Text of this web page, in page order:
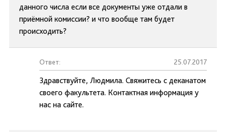
данного числа если все документы уже отдали в
приёмной комиссии? и что вообще там будет
происходить?
Ответ: 25.07.2017
Здравствуйте, Людмила. Свяжитесь с деканатом
своего факультета. Контактная информация у
нас на сайте.